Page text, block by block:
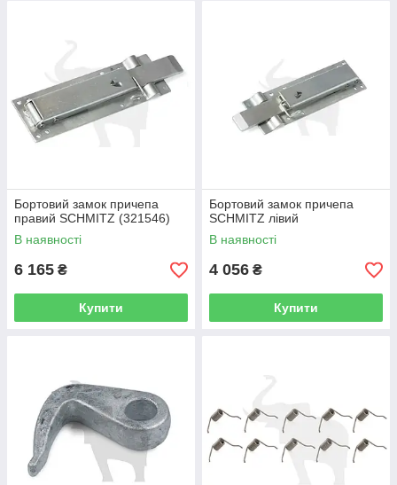
Бортовий замок причепа
правий SCHMITZ (321546)
В наявності
6 165 ₴
Купити
Бортовий замок причепа
SCHMITZ лівий
В наявності
4 056 ₴
Купити